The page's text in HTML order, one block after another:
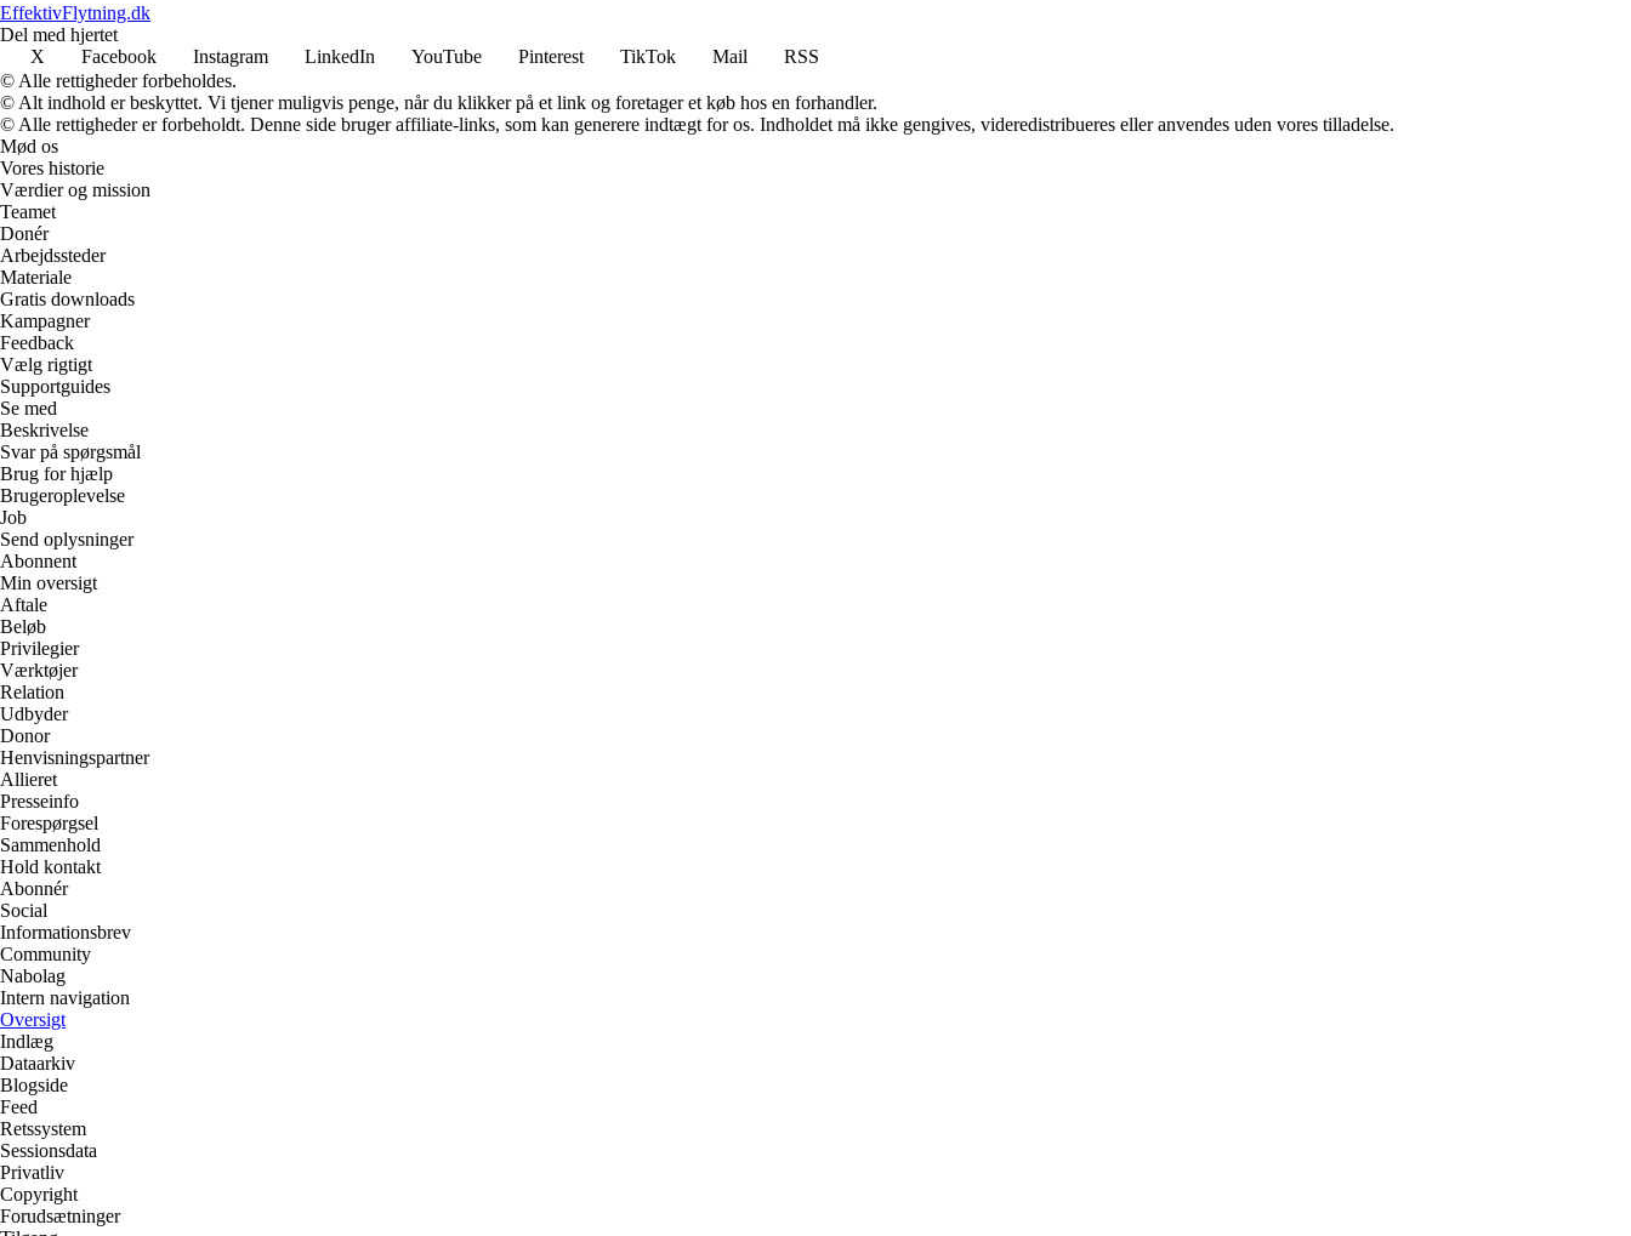
EffektivFlytning.dk
Del med hjertet
X
Facebook Instagram LinkedIn YouTube Pinterest TikTok Mail
RSS
© Alle rettigheder forbeholdes.
© Alt indhold er beskyttet. Vi tjener muligvis penge, når du klikker på et link og foretager et køb hos en forhandler.
© Alle rettigheder er forbeholdt. Denne side bruger affiliate-links, som kan generere indtægt for os. Indholdet må ikke gengives, videredistribueres eller anvendes uden vores tilladelse.
Mød os
Vores historie
Værdier og mission
Teamet
Donér
Arbejdssteder
Materiale
Gratis downloads
Kampagner
Feedback
Vælg rigtigt
Supportguides
Se med
Beskrivelse
Svar på spørgsmål
Brug for hjælp
Brugeroplevelse
Job
Send oplysninger
Abonnent
Min oversigt
Aftale
Beløb
Privilegier
Værktøjer
Relation
Udbyder
Donor
Henvisningspartner
Allieret
Presseinfo
Forespørgsel
Sammenhold
Hold kontakt
Abonnér
Social
Informationsbrev
Community
Nabolag
Intern navigation
Oversigt
Indlæg
Dataarkiv
Blogside
Feed
Retssystem
Sessionsdata
Privatliv
Copyright
Forudsætninger